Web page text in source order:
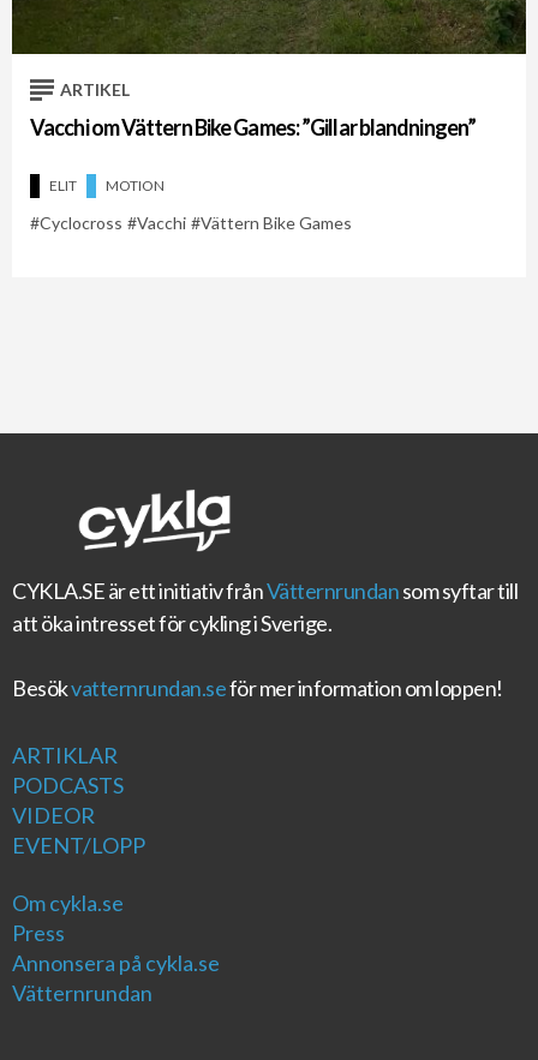
ARTIKEL
Vacchi om Vättern Bike Games: ”Gillar blandningen”
ELIT MOTION
Cyclocross Vacchi Vättern Bike Games
CYKLA.SEär ett initiativ frånVätternrundansom syftar till
att öka intresset för cykling i Sverige.
Besökvatternrundan.seför mer information om loppen!
ARTIKLAR
PODCASTS
VIDEOR
EVENT/LOPP
Om cykla.se
Press
Annonsera på cykla.se
Vätternrundan